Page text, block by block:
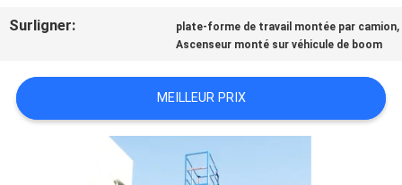
DEMANDEZ
CITATION
Surligner: plate-forme de travail montée par camion,
Ascenseur monté sur véhicule de boom
MEILLEUR PRIX